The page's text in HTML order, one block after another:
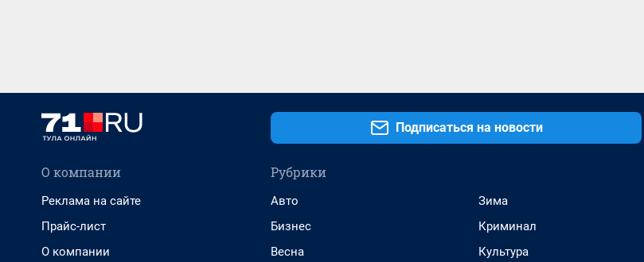
Подписаться на новости
О компании
Реклама на сайте
Прайс-лист
О компании
Рубрики
Авто
Бизнес
Весна
Зима
Криминал
Культура